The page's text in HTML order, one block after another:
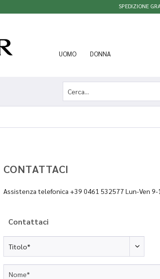
SPEDIZIONE
UOMO DONNA
CONTATTACI
Assistenza telefonica +39 0461 532577 Lun-Ven 9-
Contattaci